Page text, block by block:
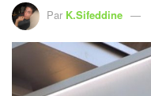
Par K.Sifeddine